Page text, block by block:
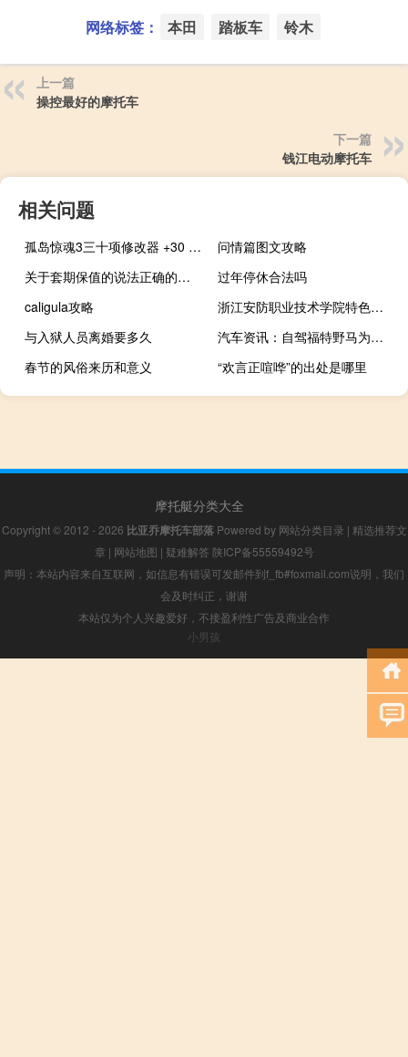
网络标签： 本田 踏板车 铃木
上一篇
操控最好的摩托车
下一篇
钱江电动摩托车
相关问题
孤岛惊魂3三十项修改器 +30 绿色版（孤岛惊魂3三十项修改器 +30 绿色版功能简介）
问情篇图文攻略
关于套期保值的说法正确的是（套期保值的通俗解释是什么）
过年停休合法吗
caligula攻略
浙江安防职业技术学院特色专业建设点有哪些
与入狱人员离婚要多久
汽车资讯：自驾福特野马为何在古德伍德奋斗的细节
春节的风俗来历和意义
“欢言正喧哗”的出处是哪里
摩托艇分类大全
Copyright © 2012 - 2026 比亚乔摩托车部落Powered by 网站分类目录 | 精选推荐文
章 | 网站地图 | 疑难解答 陕ICP备55559492号
声明：本站内容来自互联网，如信息有错误可发邮件到f_fb#foxmail.com说明，我们
会及时纠正，谢谢
本站仅为个人兴趣爱好，不接盈利性广告及商业合作
小男孩